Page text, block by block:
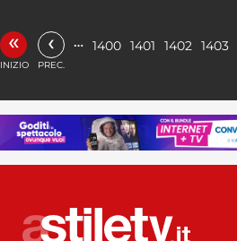
«
INIZIO
‹
PREC.
… 1400 1401 1402 1403